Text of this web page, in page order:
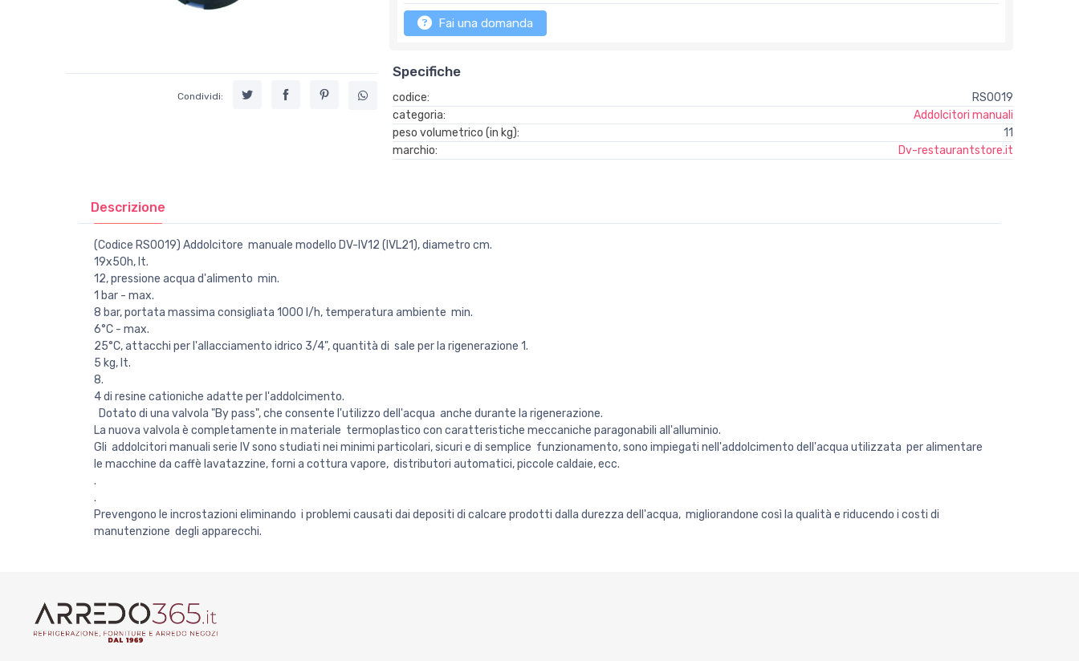
Condividi:
Fai una domanda
Specifiche
codice:
RS0019
categoria:
Addolcitori manuali
peso volumetrico (in kg):
11
marchio:
Dv-restaurantstore.it
Descrizione
(Codice RS0019) Addolcitore manuale modello DV-IV12 (IVL21), diametro cm.
19x50h, lt.
12, pressione acqua d'alimento min.
1 bar - max.
8 bar, portata massima consigliata 1000 l/h, temperatura ambiente min.
6°C - max.
25°C, attacchi per l'allacciamento idrico 3/4", quantità di sale per la rigenerazione 1.
5 kg, lt.
8.
4 di resine cationiche adatte per l'addolcimento.
Dotato di una valvola "By pass", che consente l'utilizzo dell'acqua anche durante la rigenerazione.
La nuova valvola è completamente in materiale termoplastico con caratteristiche meccaniche paragonabili all'alluminio.
Gli addolcitori manuali serie IV sono studiati nei minimi particolari, sicuri e di semplice funzionamento, sono impiegati nell'addolcimento dell'acqua utilizzata per alimentare
le macchine da caffè lavatazzine, forni a cottura vapore, distributori automatici, piccole caldaie, ecc.
.
.
Prevengono le incrostazioni eliminando i problemi causati dai depositi di calcare prodotti dalla durezza dell'acqua, migliorandone così la qualità e riducendo i costi di
manutenzione degli apparecchi.